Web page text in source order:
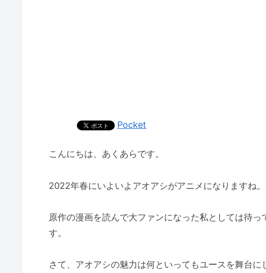
Pocket
こんにちは、あくあらです。
2022年春にいよいよアオアシがアニメになりますね。
原作の漫画を読んで大ファンになった私としては待っ
す。
さて、アオアシの魅力は何といってもユースを舞台